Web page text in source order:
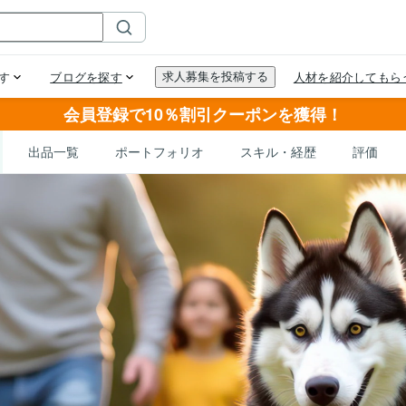
会員登録で10％割引クーポンを獲得！
出品一覧 ポートフォリオ スキル・経歴 評価